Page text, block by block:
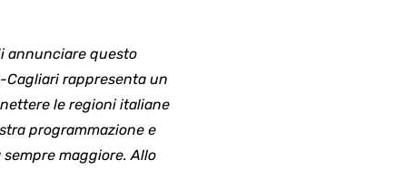
annunciare questo
Cagliari rappresenta un
le regioni italiane
programmazione e
maggiore. Allo